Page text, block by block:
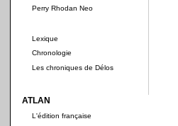
Perry Rhodan Neo
Lexique
Chronologie
Les chroniques de Délos
ATLAN
L'édition française